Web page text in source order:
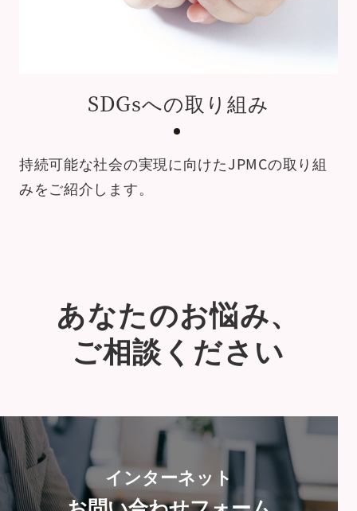
SDGsへの取り組み
持続可能な社会の実現に向けたJPMCの取り組
みをご紹介します。
あなたのお悩み、
ご相談ください
インターネット